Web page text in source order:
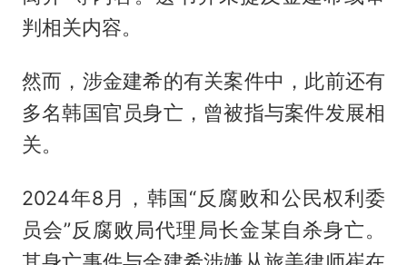
判相关内容。
然而，涉金建希的有关案件中，此前还有
多名韩国官员身亡，曾被指与案件发展相
关。
2024年8月，韩国“反腐败和公民权利委
员会”反腐败局代理局长金某自杀身亡。